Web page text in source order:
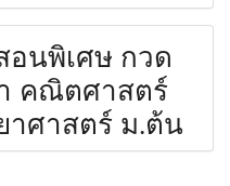
อนพิเศษ กวด
คณิตศาสตร์
าศาสตร์ ม.ต้น